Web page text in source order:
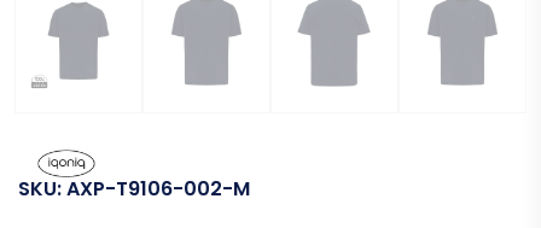
SKU:AXP-T9106-002-M